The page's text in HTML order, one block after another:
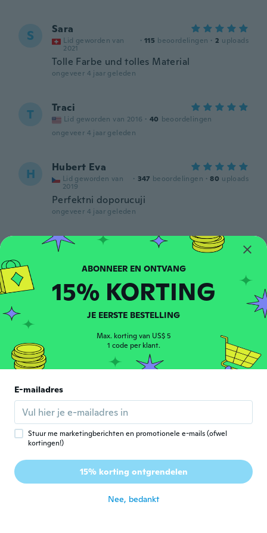
S Sara
Lid geworden van
2021
· 115 beoordelingen · 2 uploads
Tolle Farbe und tolles Material
ongeveer 4 jaar geleden
T Traci
Lid geworden van 2016 · 40 beoordelingen
ongeveer 4 jaar geleden
H Hubert Eva
Lid geworden van
2019
· 347 beoordelingen · 80 uploads
Perfektni doporucuji
ongeveer 4 jaar geleden
Fausto
D Deborah
ongeveer 4 jaar geleden
Liliane
Gute Qualität schöne Farbe Danke
ongeveer 4 jaar geleden
B Barbara
2018
Excellent
ABONNEER EN ONTVANG
15% KORTING
JE EERSTE BESTELLING
Max. korting van US$ 5
1 code per klant.
E-mailadres
Stuur me marketingberichten en promotionele e-mails (ofwel
kortingen!)
15% korting ontgrendelen
Nee, bedankt